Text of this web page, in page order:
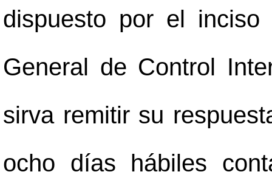
dispuesto por el
General de Control
sirva remitir su
ocho días hábiles